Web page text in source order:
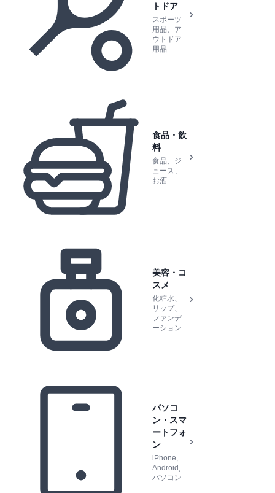
トドア
スポーツ
用品、ア
ウトドア
用品
食品・飲
料
食品、ジ
ュース、
お酒
美容・コ
スメ
化粧水、
リップ、
ファンデ
ーション
パソコ
ン・スマ
ートフォ
ン
iPhone,
Android,
パソコン